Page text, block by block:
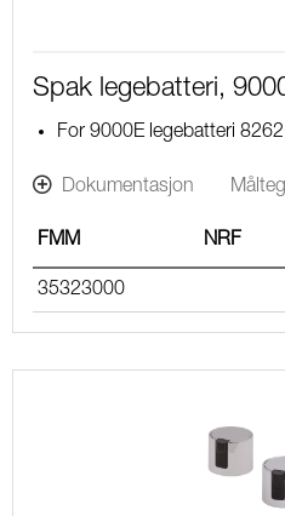
Spak legebatteri,
For 9000E legebatteri 8262
Dokumentasjon
FMM NRF
35323000